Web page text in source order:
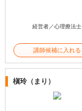
経営者／心理療法士
講師候補に入れる
槇玲（まり）